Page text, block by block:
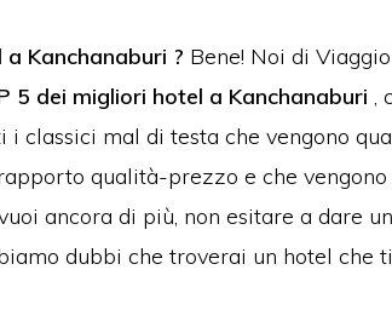
a Kanchanaburi ? Bene! Noi di
5 dei migliori hotel a Kanchanaburi ,
classici mal di testa che vengono
qualità-prezzo e che
ancora di più, non esitare a dare
dubbi che troverai un hotel che